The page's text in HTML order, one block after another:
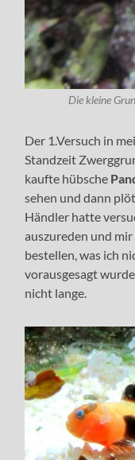
Die kleine
Der 1.Versuch in
Standzeit
kaufte hübsche
sehen und dann
Händler hatte
auszureden und
bestellen, was ich
vorausgesagt
nicht lange.